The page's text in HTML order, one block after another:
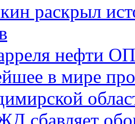
раскрыл
нефти
в мире
сбавляет